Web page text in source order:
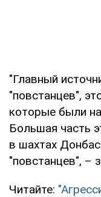
"Главный
"повстанцев",
которые были
Большая часть
в шахтах
"повстанцев", –
Читайте: